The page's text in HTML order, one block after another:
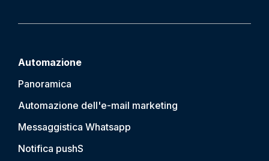
Automazione
Panoramica
Automazione dell'e-mail marketing
Messaggistica Whatsapp
Notifica pushS